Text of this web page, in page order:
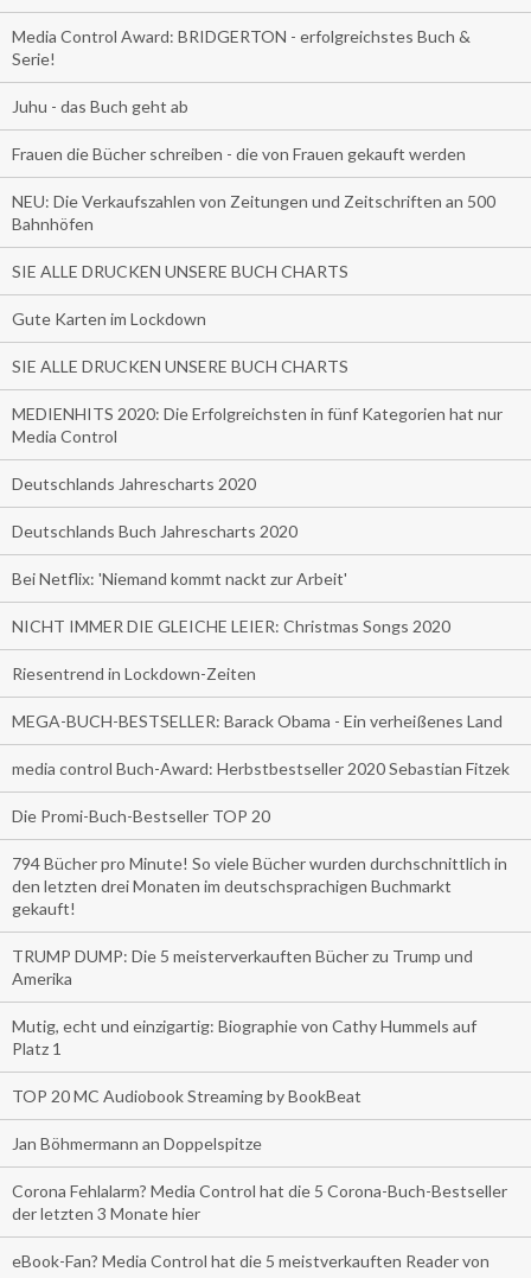
Media Control Award: BRIDGERTON - erfolgreichstes Buch &
Serie!
Juhu - das Buch geht ab
Frauen die Bücher schreiben - die von Frauen gekauft werden
NEU: Die Verkaufszahlen von Zeitungen und Zeitschriften an 500
Bahnhöfen
SIE ALLE DRUCKEN UNSERE BUCH CHARTS
Gute Karten im Lockdown
SIE ALLE DRUCKEN UNSERE BUCH CHARTS
MEDIENHITS 2020: Die Erfolgreichsten in fünf Kategorien hat nur
Media Control
Deutschlands Jahrescharts 2020
Deutschlands Buch Jahrescharts 2020
Bei Netflix: 'Niemand kommt nackt zur Arbeit'
NICHT IMMER DIE GLEICHE LEIER: Christmas Songs 2020
Riesentrend in Lockdown-Zeiten
MEGA-BUCH-BESTSELLER: Barack Obama - Ein verheißenes Land
media control Buch-Award: Herbstbestseller 2020 Sebastian Fitzek
Die Promi-Buch-Bestseller TOP 20
794 Bücher pro Minute! So viele Bücher wurden durchschnittlich in
den letzten drei Monaten im deutschsprachigen Buchmarkt
gekauft!
TRUMP DUMP: Die 5 meisterverkauften Bücher zu Trump und
Amerika
Mutig, echt und einzigartig: Biographie von Cathy Hummels auf
Platz 1
TOP 20 MC Audiobook Streaming by BookBeat
Jan Böhmermann an Doppelspitze
Corona Fehlalarm? Media Control hat die 5 Corona-Buch-Bestseller
der letzten 3 Monate hier
eBook-Fan? Media Control hat die 5 meistverkauften Reader von